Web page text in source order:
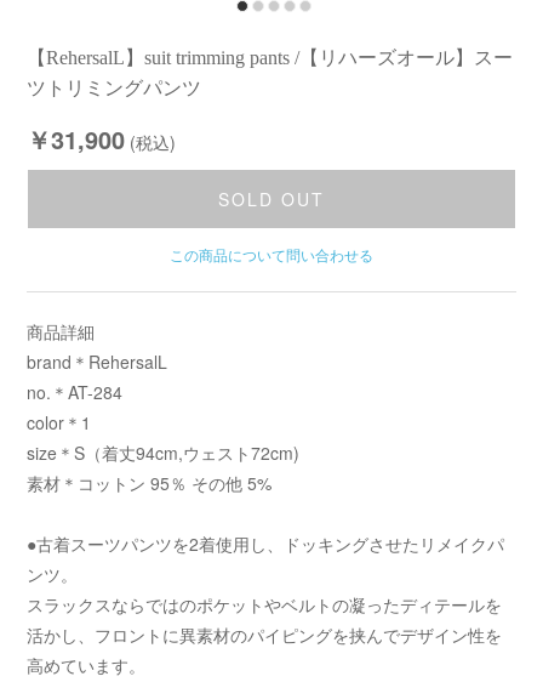
【RehersalL】suit trimming pants /【リハーズオール】スー
ツトリミングパンツ
￥31,900 (税込)
SOLD OUT
この商品について問い合わせる
商品詳細
brand＊RehersalL
no.＊AT-284
color＊1
size＊S（着丈94cm,ウェスト72cm)
素材＊コットン 95％ その他 5%
●古着スーツパンツを2着使用し、ドッキングさせたリメイクパ
ンツ。
スラックスならではのポケットやベルトの凝ったディテールを
活かし、フロントに異素材のパイピングを挟んでデザイン性を
高めています。